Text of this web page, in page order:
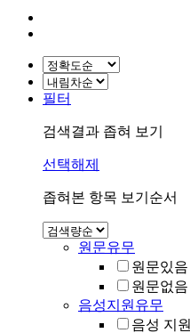
필터
검색결과 좁혀 보기
선택해제
좁혀본 항목 보기순서
원문유무
원문있음
원문없음
음성지원유무
음성 지원